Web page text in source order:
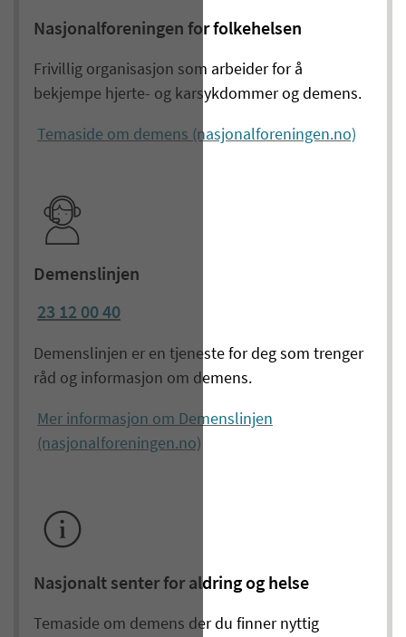
Nasjonalforeningen for folkehelsen
Frivillig organisasjon som arbeider for å
bekjempe hjerte- og karsykdommer og demens.
Temaside om demens (nasjonalforeningen.no)
Demenslinjen
23 12 00 40
Demenslinjen er en tjeneste for deg som trenger
råd og informasjon om demens.
Mer informasjon om Demenslinjen
(nasjonalforeningen.no)
Nasjonalt senter for aldring og helse
Temaside om demens der du finner nyttig